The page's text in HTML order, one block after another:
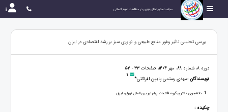
مجله دستاوردهای نوین در مطالعات علوم انسانی
بررسی تحلیلی تاثیر وفور منابع طبیعی و نواوری سبز بر رشد اقتصادی در ایران
دوره 8، شماره 89، مهر 1404، صفحات 33 - 52
نویسندگان :مهدی رستمی پایین افراکتی* 1
1- دانشجوی دکتری گروه اقتصاد، پیام نور بین الملل تهران، ایران
چکیده :